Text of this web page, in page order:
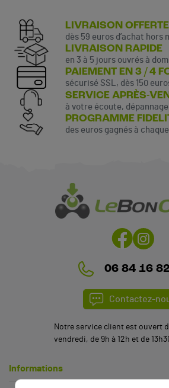
LIVRAISON OFFERTE
dès 59 euros d’achat hors
LIVRAISON RAPIDE
en 3 à 5 jours ouvrés à
PAIEMENT EN 3 / 4
sécurisé SSL, dès 150
SERVICE APRÈS-
à votre écoute,
PROGRAMME
des euros gagnés à
06 84 16
Contactez-
Notre service client est ouvert
vendredi, de 9h à 12h et de
Informations